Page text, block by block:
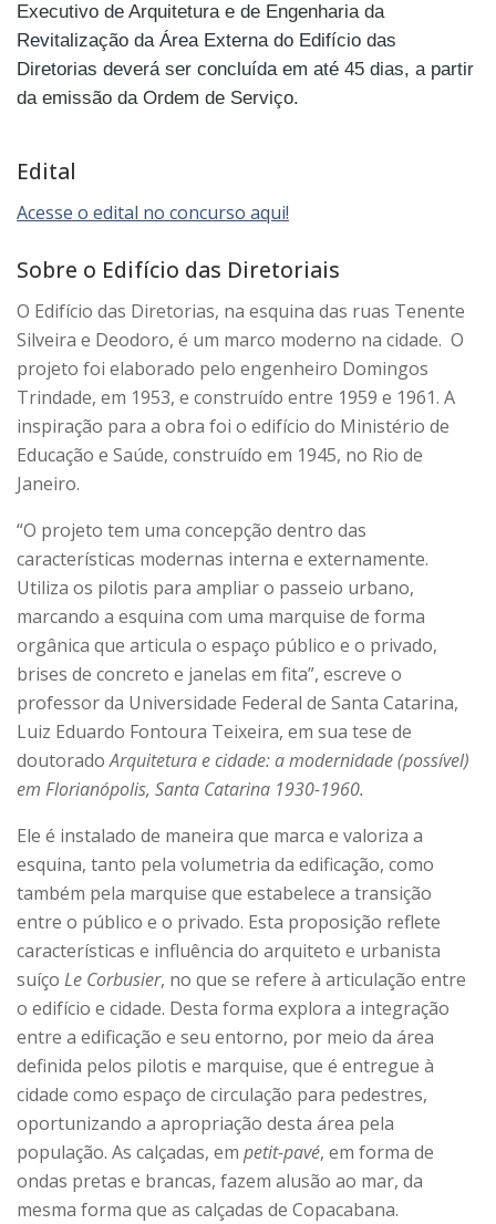
Executivo de Arquitetura e de Engenharia da
Revitalização da Área Externa do Edifício das
Diretorias deverá ser concluída em até 45 dias, a partir
da emissão da Ordem de Serviço.
Edital
Acesse o edital no concurso aqui!
Sobre o Edifício das Diretoriais
O Edifício das Diretorias, na esquina das ruas Tenente
Silveira e Deodoro, é um marco moderno na cidade. O
projeto foi elaborado pelo engenheiro Domingos
Trindade, em 1953, e construído entre 1959 e 1961. A
inspiração para a obra foi o edifício do Ministério de
Educação e Saúde, construído em 1945, no Rio de
Janeiro.
“O projeto tem uma concepção dentro das
características modernas interna e externamente.
Utiliza os pilotis para ampliar o passeio urbano,
marcando a esquina com uma marquise de forma
orgânica que articula o espaço público e o privado,
brises de concreto e janelas em fita”, escreve o
professor da Universidade Federal de Santa Catarina,
Luiz Eduardo Fontoura Teixeira, em sua tese de
doutoradoArquitetura e cidade: a modernidade (possível)
em Florianópolis, Santa Catarina 1930-1960.
Ele é instalado de maneira que marca e valoriza a
esquina, tanto pela volumetria da edificação, como
também pela marquise que estabelece a transição
entre o público e o privado. Esta proposição reflete
características e influência do arquiteto e urbanista
suíço Le Corbusier, no que se refere à articulação entre
o edifício e cidade. Desta forma explora a integração
entre a edificação e seu entorno, por meio da área
definida pelos pilotis e marquise, que é entregue à
cidade como espaço de circulação para pedestres,
oportunizando a apropriação desta área pela
população. As calçadas, em petit-pavé, em forma de
ondas pretas e brancas, fazem alusão ao mar, da
mesma forma que as calçadas de Copacabana.